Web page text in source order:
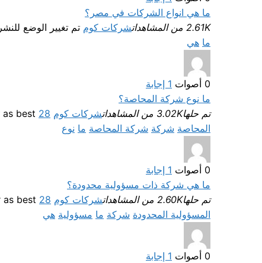
ما هي انواع الشركات في مصر؟
2.61K من المشاهدات
شركات كوم تم تغيير الوضع للنشر
ما هي
0 أصوات 1 إجابة
ما نوع شركة المحاصة؟
تم حلها3.02K من المشاهدات شركات كوم 28 أغسطس، 2022
المحاصة شركة شركة المحاصة ما نوع
0 أصوات 1 إجابة
ما هي شركة ذات مسؤولية محدودة؟
تم حلها2.60K من المشاهدات شركات كوم 28 أغسطس، 2022
المسؤولية المحدودة شركة ما مسؤولية هي
0 أصوات 1 إجابة